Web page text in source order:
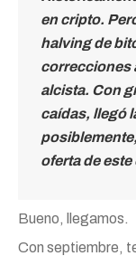
en cripto.
halving de
correcciones
alcista. Con
caídas, llegó
oferta de este
Bueno, llegamos.
Con septiembre,